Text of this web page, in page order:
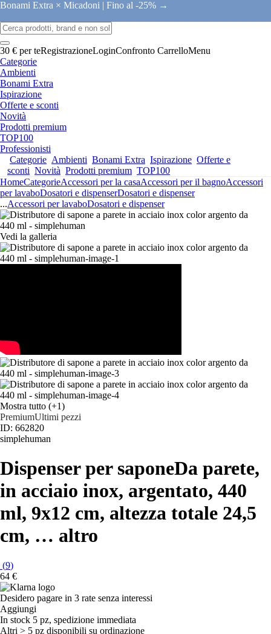
Bonami Extra × Micadoni | Fino al -25% →
30 € per teRegistrazioneLoginConfronto CarrelloMenu
Categorie
Ambienti
Bonami Extra
Ispirazione
Offerte e sconti
Novità
Prodotti premium
TOP100
Professionisti
Categorie Ambienti Bonami Extra Ispirazione Offerte e
sconti Novità Prodotti premium TOP100
HomeCategorieAccessori per la casaAccessori per il bagnoAccessori
per lavaboDosatori e dispenserDosatori e dispenser
...Accessori per lavaboDosatori e dispenser
Vedi la galleria
Mostra tutto (+1)
PremiumUltimi pezzi
ID: 662820
simplehuman
Dispenser per saponeDa parete,
in acciaio inox, argentato, 440
ml, 9x12 cm, altezza totale 24,5
cm, … altro
(9)
64 €
Desidero pagare in 3 rate senza interessi
Aggiungi
In stock 5 pz, spedizione immediata
Altri > 5 pz disponibili su ordinazione